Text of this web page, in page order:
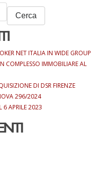
NET ITALIA IN WIDE GROUP
COMPLESSO IMMOBILIARE AL
DI DSR FIRENZE
296/2024
6 APRILE 2023